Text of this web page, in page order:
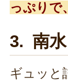
っぷりで
3. 南水
ギュッと